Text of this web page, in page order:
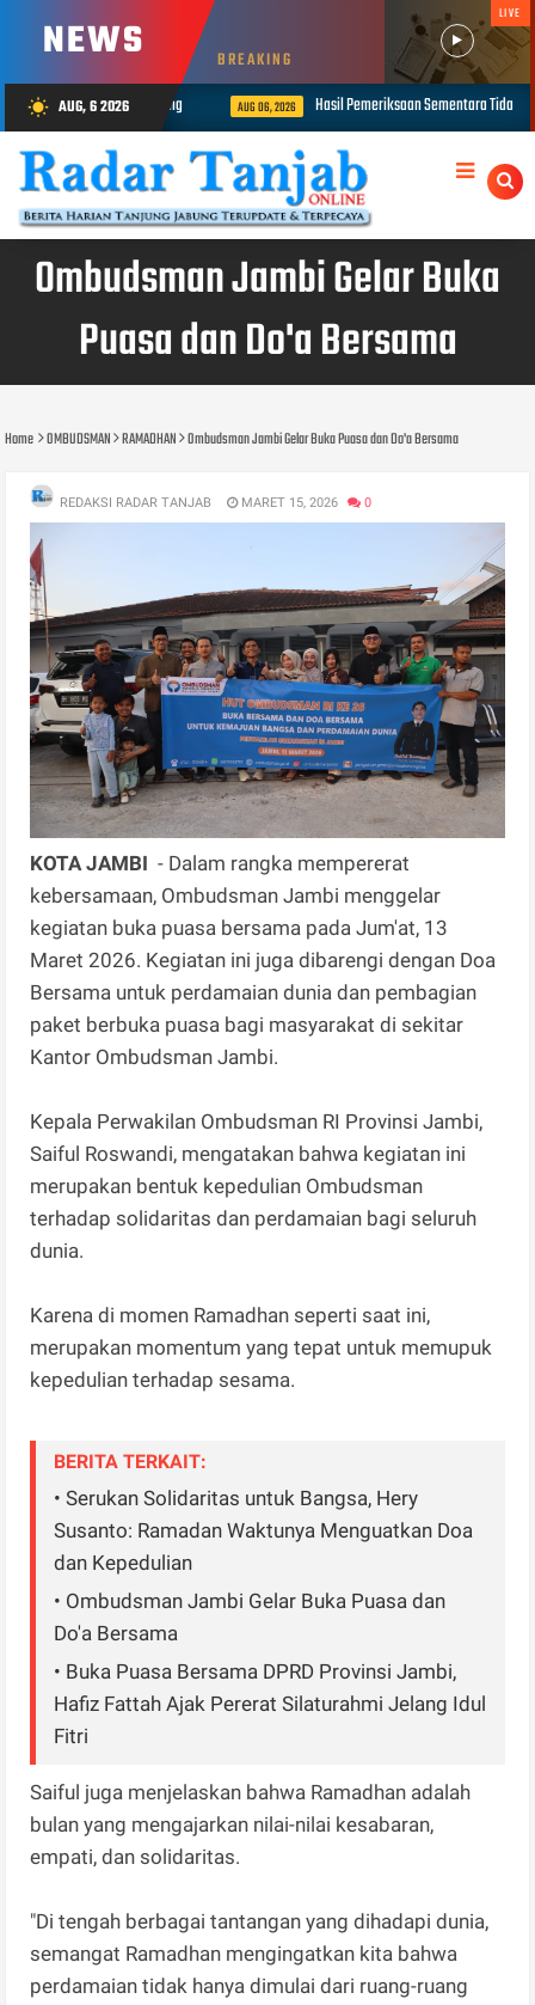
NEWS BREAKING
LIVE
wb_sunny AUG, 6 2026
Voli dan Tarik Tambang AUG 06, 2026 Hasil Pemeriksaan Sementara Tidak
Ombudsman Jambi Gelar Buka
Puasa dan Do'a Bersama
Home OMBUDSMAN RAMADHAN Ombudsman Jambi Gelar Buka Puasa dan Do'a Bersama
REDAKSI RADAR TANJAB MARET 15, 2026 0
KOTA JAMBI - Dalam rangka mempererat
kebersamaan, Ombudsman Jambi menggelar
kegiatan buka puasa bersama pada Jum'at, 13
Maret 2026. Kegiatan ini juga dibarengi dengan Doa
Bersama untuk perdamaian dunia dan pembagian
paket berbuka puasa bagi masyarakat di sekitar
Kantor Ombudsman Jambi.
Kepala Perwakilan Ombudsman RI Provinsi Jambi,
Saiful Roswandi, mengatakan bahwa kegiatan ini
merupakan bentuk kepedulian Ombudsman
terhadap solidaritas dan perdamaian bagi seluruh
dunia.
Karena di momen Ramadhan seperti saat ini,
merupakan momentum yang tepat untuk memupuk
kepedulian terhadap sesama.
BERITA TERKAIT:
• Serukan Solidaritas untuk Bangsa, Hery
Susanto: Ramadan Waktunya Menguatkan Doa
dan Kepedulian
• Ombudsman Jambi Gelar Buka Puasa dan
Do'a Bersama
• Buka Puasa Bersama DPRD Provinsi Jambi,
Hafiz Fattah Ajak Pererat Silaturahmi Jelang Idul
Fitri
Saiful juga menjelaskan bahwa Ramadhan adalah
bulan yang mengajarkan nilai-nilai kesabaran,
empati, dan solidaritas.
"Di tengah berbagai tantangan yang dihadapi dunia,
semangat Ramadhan mengingatkan kita bahwa
perdamaian tidak hanya dimulai dari ruang-ruang